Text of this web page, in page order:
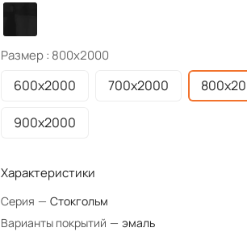
Размер : 800х2000
600х2000 700х2000
900х2000
Характеристики
Серия — Стокгольм
Варианты покрытий — эмаль